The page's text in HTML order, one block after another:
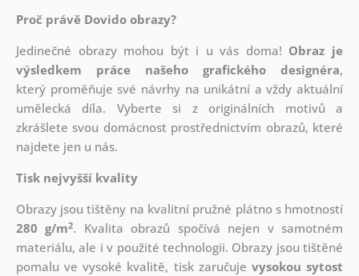
Proč právě Dovido obrazy?
Jedinečné obrazy mohou být i u vás doma! Obraz je
výsledkem práce našeho grafického designéra,
který proměňuje své návrhy na unikátní a vždy aktuální
umělecká díla. Vyberte si z originálních motivů a
zkrášlete svou domácnost prostřednictvím obrazů, které
najdete jen u nás.
Tisk nejvyšší kvality
Obrazy jsou tištěny na kvalitní pružné plátno s hmotností
280 g/m2. Kvalita obrazů spočívá nejen v samotném
materiálu, ale i v použité technologii. Obrazy jsou tištěné
pomalu ve vysoké kvalitě, tisk zaručuje vysokou sytost